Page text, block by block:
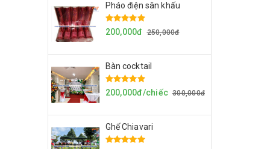
Pháo điện sân khấu
200,000đ 250,000đ
Bàn cocktail
200,000đ/chiếc 300,000đ
Ghế Chiavari